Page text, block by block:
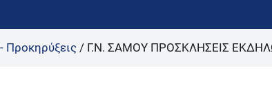
Προκηρύξεις/ Γ.Ν. ΣΑΜΟΥ ΠΡΟΣΚΛΗΣΕΙΣ